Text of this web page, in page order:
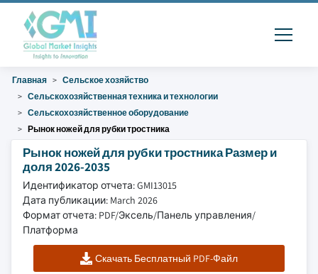
Главная
Сельское хозяйство
Сельскохозяйственная техника и технологии
Сельскохозяйственное оборудование
Рынок ножей для рубки тростника
Рынок ножей для рубки тростника Размер и
доля 2026-2035
Идентификатор отчета: GMI13015
Дата публикации: March 2026
Формат отчета: PDF/Эксель/Панель управления/
Платформа
Скачать Бесплатный PDF-Файл